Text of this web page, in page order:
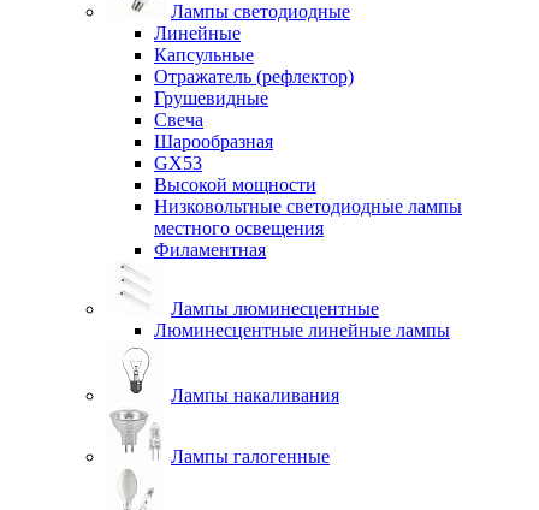
Лампы светодиодные
Линейные
Капсульные
Отражатель (рефлектор)
Грушевидные
Свеча
Шарообразная
GX53
Высокой мощности
Низковольтные светодиодные лампы
местного освещения
Филаментная
Лампы люминесцентные
Люминесцентные линейные лампы
Лампы накаливания
Лампы галогенные